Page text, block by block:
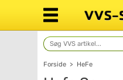
Forside > HeFe